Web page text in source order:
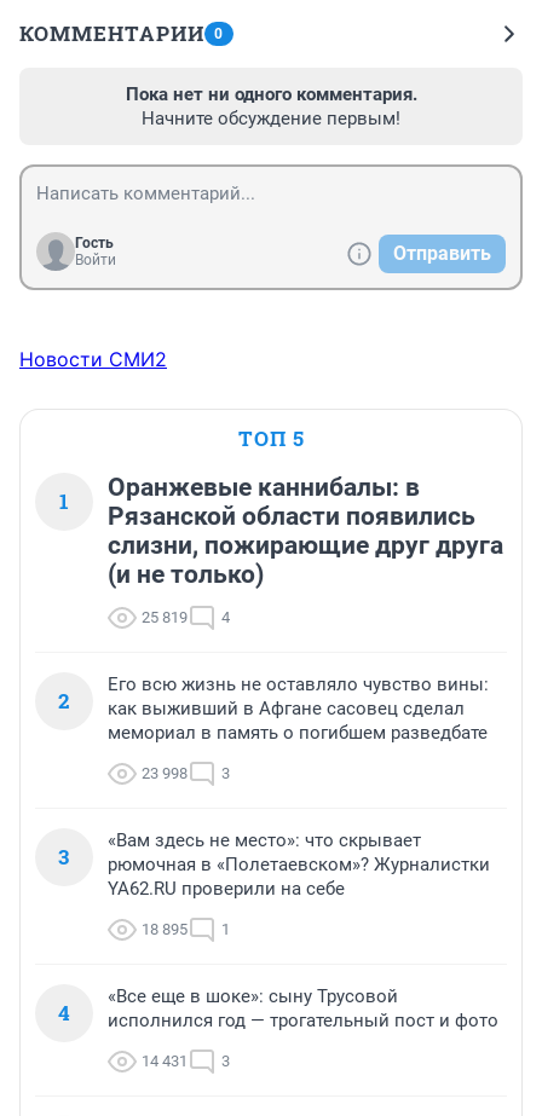
КОММЕНТАРИИ 0
Пока нет ни одного комментария.
Начните обсуждение первым!
Гость
Войти
Отправить
Новости СМИ2
ТОП 5
1
Оранжевые каннибалы: в
Рязанской области появились
слизни, пожирающие друг друга
(и не только)
25 819 4
2
Его всю жизнь не оставляло чувство вины:
как выживший в Афгане сасовец сделал
мемориал в память о погибшем разведбате
23 998 3
3
«Вам здесь не место»: что скрывает
рюмочная в «Полетаевском»? Журналистки
YA62.RU проверили на себе
18 895 1
4
«Все еще в шоке»: сыну Трусовой
исполнился год — трогательный пост и фото
14 431 3